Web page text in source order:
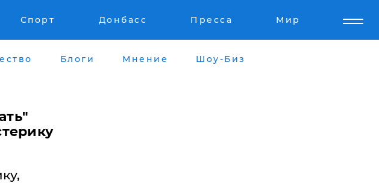
Спорт Донбасс Пресса Мир
Блоги Мнение Шоу-Биз